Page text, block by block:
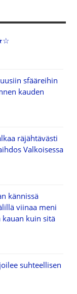
sfääreihin
kauden
räjähtävästi
Valkoisessa
kännissä
viinaa meni
kuin sitä
suhteellisen